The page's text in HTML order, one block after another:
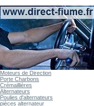
Moteurs de Direction
Porte Charbons
Crémaillières
Alternateurs
Poulies d'alternateurs
pièces alternateur